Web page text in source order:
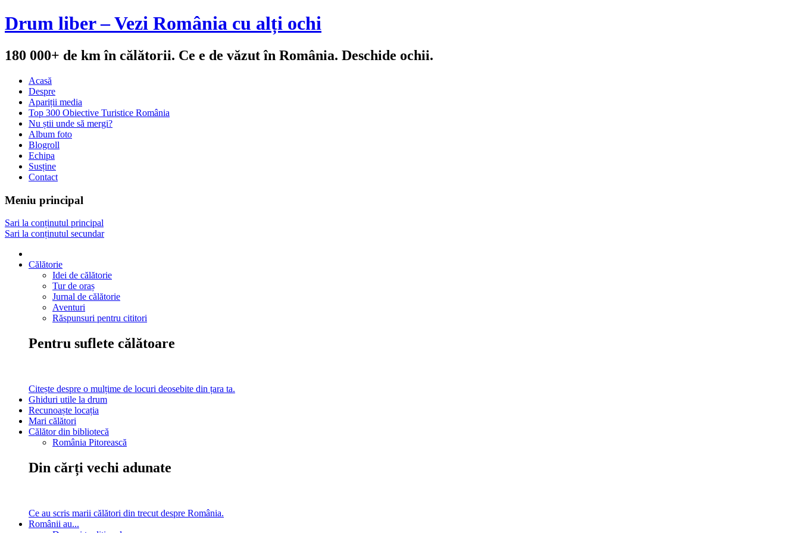
Drum liber – Vezi România cu alți ochi
180 000+ de km în călătorii. Ce e de văzut în România. Deschide ochii.
Acasă
Despre
Apariții media
Top 300 Obiective Turistice România
Nu știi unde să mergi?
Album foto
Blogroll
Echipa
Susține
Contact
Meniu principal
Sari la conținutul principal
Sari la conținutul secundar
Călătorie
Idei de călătorie
Tur de oraș
Jurnal de călătorie
Aventuri
Răspunsuri pentru cititori
Pentru suflete călătoare
Citește despre o mulțime de locuri deosebite din țara ta.
Ghiduri utile la drum
Recunoaște locația
Mari călători
Călător din bibliotecă
România Pitorească
Din cărți vechi adunate
Ce au scris marii călători din trecut despre România.
Românii au...